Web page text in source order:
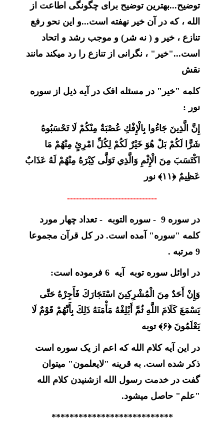
توضیح...بهترین توضیح برای چگونگی اطاعت از
الله ، که در آن خیر نهفته است...و این نحو رفع
تنازع ، خیر و ( نه شر) و موجب رشد و اتحاد
است..."خیر" ، نگرانی از تنازع را رد میکند مانند
نقش
کلمه "خیر" در مسئله افک در آیه ذیل از سوره
نور :
إِنَّ الَّذِينَ جَاءُوا بِالْإِفْكِ عُصْبَةٌ مِنْكُمْ لَا تَحْسَبُوهُ
شَرًّا لَكُمْ بَلْ هُوَ خَيْرٌ لَكُمْ لِكُلِّ امْرِئٍ مِنْهُمْ مَا
اكْتَسَبَ مِنَ الْإِثْمِ وَالَّذِي تَوَلَّى كِبْرَهُ مِنْهُمْ لَهُ عَذَابٌ
عَظِيمٌ ﴿۱۱﴾
نور
------------------------------
در سوره 9 - سوره التوبه - تعداد چهار مورد
کلمه "سوره" آمده است. در کل قرآن مجموعا
9 مرتبه .
در اوائل سوره توبه آیه 6 فرموده است:
وَإِنْ أَحَدٌ مِنَ الْمُشْرِكِينَ اسْتَجَارَكَ فَأَجِرْهُ حَتَّى
يَسْمَعَ كَلَامَ اللَّهِ ثُمَّ أَبْلِغْهُ مَأْمَنَهُ ذَلِكَ بِأَنَّهُمْ قَوْمٌ لَا
يَعْلَمُونَ ﴿۶﴾
توبه
در این آیه کلام الله که اعم از یک سوره است
ذکر شده است. به قرینه "لایعلمون" میتوان
گفت در خدمت رسول الله ازشنیدن کلام الله
"علم" حاصل میشود.
***************************